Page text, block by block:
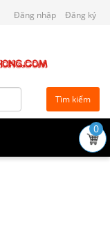
Đăng nhập Đăng ký
Tìm kiếm
0